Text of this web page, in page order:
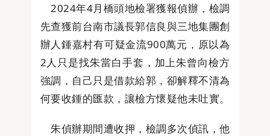
2024年4月橋頭地檢署獲報偵辦，檢調
先查獲前台南市議長郭信良與三地集團創
辦人鍾嘉村有可疑金流900萬元，原以為
2人只是找朱當白手套，加上朱曾向檢方
強調，自己只是借款給郭，卻解釋不清為
何要收鍾的匯款，讓檢方懷疑他未吐實。
朱偵辦期間遭收押，檢調多次偵訊，他